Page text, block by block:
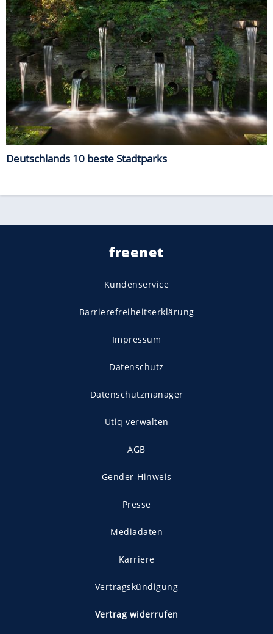
Deutschlands 10 beste Stadtparks
freenet
Kundenservice
Barrierefreiheitserklärung
Impressum
Datenschutz
Datenschutzmanager
Utiq verwalten
AGB
Gender-Hinweis
Presse
Mediadaten
Karriere
Vertragskündigung
Vertrag widerrufen